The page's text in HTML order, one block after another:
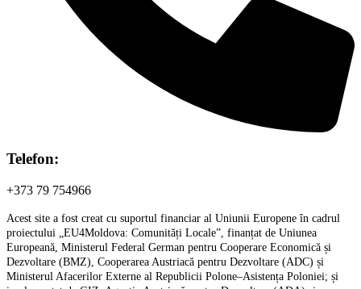
Telefon:
+373 79 754966
Acest site a fost creat cu suportul financiar al Uniunii Europene în cadrul
proiectului „EU4Moldova: Comunități Locale”, finanțat de Uniunea
Europeană, Ministerul Federal German pentru Cooperare Economică și
Dezvoltare (BMZ), Cooperarea Austriacă pentru Dezvoltare (ADC) și
Ministerul Afacerilor Externe al Republicii Polone–Asistența Poloniei; și